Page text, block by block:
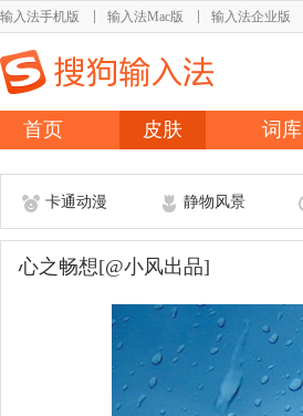
输入法手机版 输入法Mac版 输入法企业版
首页 皮肤 词库
卡通动漫 静物风景
心之畅想[@小风出品]